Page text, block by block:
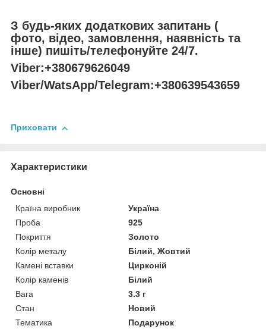
З будь-яких додаткових запитань (
фото, відео, замовлення, наявність та
інше) пишіть/телефонуйте 24/7.
Viber:+380679626049
Viber/WatsApp/Telegram:+380639543659
Приховати
Характеристики
Основні
Країна виробник
Україна
Проба
925
Покриття
Золото
Колір металу
Білий, Жовтий
Камені вставки
Цирконій
Колір каменів
Білий
Вага
3.3 г
Стан
Новий
Тематика
Подарунок